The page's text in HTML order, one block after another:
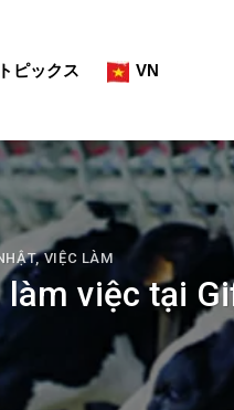
ピックス VN
,VIỆC LÀM
việc tại